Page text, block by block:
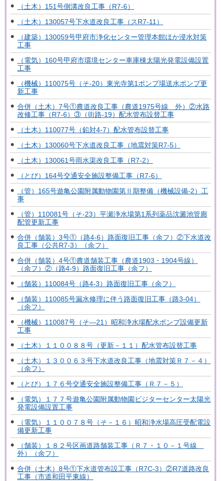
（土木）151号側溝改良工事（R7-6）
（土木）130057号下水道改良工事（スR7-11）
（建築）130059号甲府市浄化センター管理本館ほか浸水対策
工事
（電気）160号甲府市環境センター車庫棟太陽光発電設備設置
工事
（機械）110075号（そ-20）東光寺第1ポンプ場送水ポンプ更
新工事
合併（土木）7号①農道改良工事（農道1975号線 外）②水路
改修工事（R7-6）③（街路-19）配水管布設替工事
（土木）110077号（鉛対4-7）配水管布設替工事
（土木）130060号下水道改良工事（地震対策R7-5）
（土木）130061号雨水渠改良工事（R7-2）
（とび）164号交通安全施設整備工事（R7-6）
（管）165号遊亀公園附属動物園第Ⅱ期整備（機械設備-2）工
事
（管）110081号（そ-23）平瀬浄水場第1系列薬品沈澱池管廊
配管更新工事
合併（舗装）3号①（路4-6）路面復旧工事（余フ）②下水道改
良工事（公共R7-3）（余フ）
合併（舗装）4号①農道舗装工事（農道1903・1904号線）
（余フ）②（路4-9）路面復旧工事（余フ）
（舗装）110084号（路4-3）路面復旧工事（余フ）
（舗装）110085号漏水修理に伴う路面復旧工事（路3-04）
（余フ）
（機械）110087号（そ―21）昭和浄水場配水ポンプ設備更新
工事
（土木）１１００８８号（更新－１１）配水管布設替工事
（土木）１３００６３号下水道改良工事（地震対策Ｒ７－４）
（余フ）
（とび）１７６号交通安全施設整備工事（Ｒ７－５）
（電気）１７７号遊亀公園附属動物園ビジターセンター太陽光
発電設備設置工事
（電気）１１００７８号（そ－１６）昭和浄水場高圧受配電設
備更新工事
（舗装）１８２号区画道路舗装工事（Ｒ７・１０－１号線
外）（余フ）
合併（土木）8号①下水道管布設工事（R7C-3）②R7道路改良
工事（市道和田平東線）